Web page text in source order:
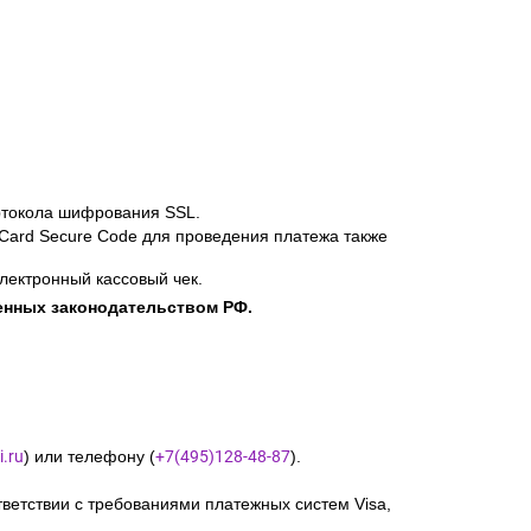
шифрования SSL.
Secure Code для проведения платежа также
кассовый чек.
законодательством РФ.
) или телефону (+7(495)128-48-87).
с требованиями платежных систем Visa,